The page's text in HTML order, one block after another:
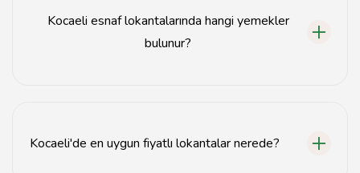
Kocaeli esnaf lokantalarında hangi yemekler
bulunur?
Kocaeli'de en uygun fiyatlı lokantalar nerede?